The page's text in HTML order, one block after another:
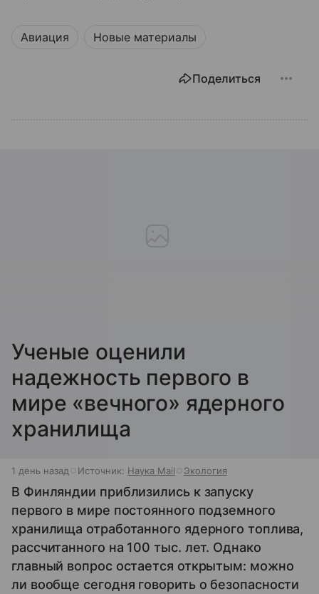
Авиация Новые материалы
Поделиться
Ученые оценили
надежность первого в
мире «вечного» ядерного
хранилища
1 день назад Источник: Наука Mail Экология
В Финляндии приблизились к запуску
первого в мире постоянного подземного
хранилища отработанного ядерного топлива,
рассчитанного на 100 тыс. лет. Однако
главный вопрос остается открытым: можно
ли вообще сегодня говорить о безопасности